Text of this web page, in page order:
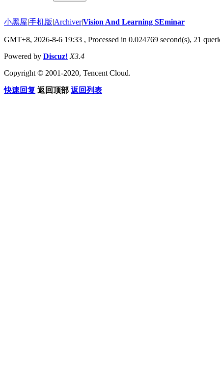
小黑屋|手机版|Archiver|Vision And Learning SEminar
GMT+8, 2026-8-6 19:33 , Processed in 0.024769 second(s), 21
Powered by Discuz! X3.4
Copyright © 2001-2020, Tencent Cloud.
快速回复 返回顶部 返回列表